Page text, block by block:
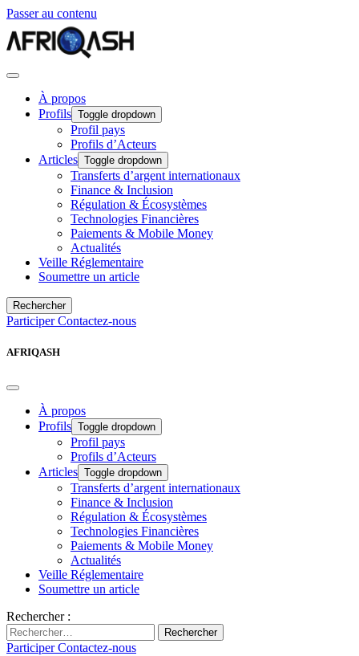
Passer au contenu
À propos
Profils Toggle dropdown
Profil pays
Profils d’Acteurs
Articles Toggle dropdown
Transferts d’argent internationaux
Finance & Inclusion
Régulation & Écosystèmes
Technologies Financières
Paiements & Mobile Money
Actualités
Veille Réglementaire
Soumettre un article
Rechercher
ParticiperContactez-nous
AFRIQASH
À propos
Profils Toggle dropdown
Profil pays
Profils d’Acteurs
Articles Toggle dropdown
Transferts d’argent internationaux
Finance & Inclusion
Régulation & Écosystèmes
Technologies Financières
Paiements & Mobile Money
Actualités
Veille Réglementaire
Soumettre un article
Rechercher :
Rechercher
ParticiperContactez-nous